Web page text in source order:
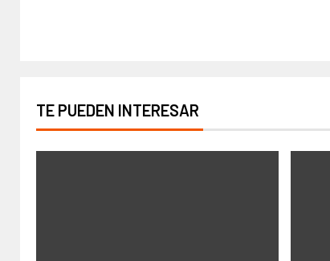
TE PUEDEN INTERESAR